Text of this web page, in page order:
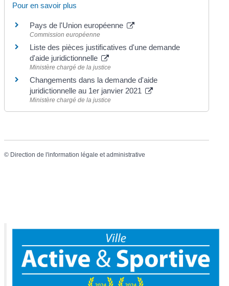
Pour en savoir plus
Pays de l'Union européenne
Commission européenne
Liste des pièces justificatives d'une demande
d'aide juridictionnelle
Ministère chargé de la justice
Changements dans la demande d'aide
juridictionnelle au 1er janvier 2021
Ministère chargé de la justice
© Direction de l'information légale et administrative